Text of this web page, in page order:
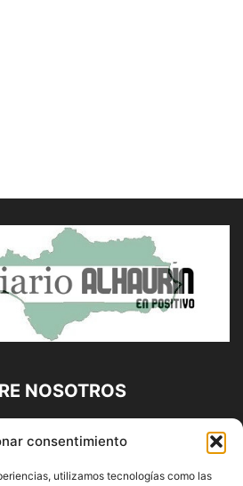
consentimiento
utilizamos tecnologías como las
NOSOTROS
Propiedad de
| 639 95 71 95 | Noticias de
Torre, Málaga y Provincia|